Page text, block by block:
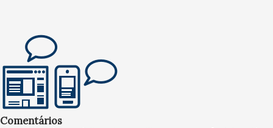
Comentários